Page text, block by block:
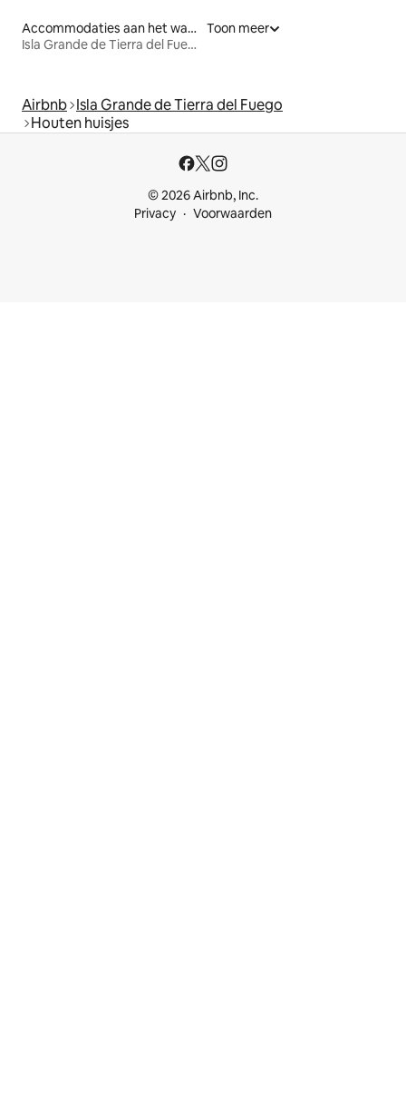
Accommodaties aan het water
Isla Grande de Tierra del Fuego
Toon meer
Airbnb Isla Grande de Tierra del Fuego
Houten huisjes
© 2026 Airbnb, Inc.
Privacy
Voorwaarden